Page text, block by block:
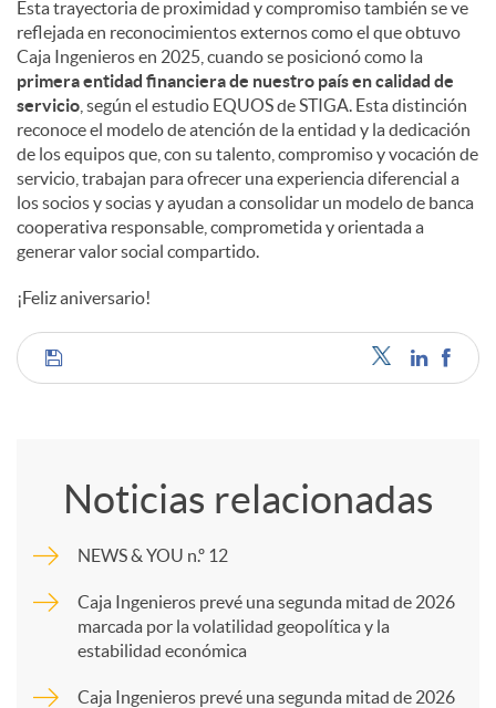
Esta trayectoria de proximidad y compromiso también se ve
reflejada en reconocimientos externos como el que obtuvo
Caja Ingenieros en 2025, cuando se posicionó como la
primera entidad financiera de nuestro país en calidad de
servicio , según el estudio EQUOS de STIGA. Esta distinción
reconoce el modelo de atención de la entidad y la dedicación
de los equipos que, con su talento, compromiso y vocación de
servicio, trabajan para ofrecer una experiencia diferencial a
los socios y socias y ayudan a consolidar un modelo de banca
cooperativa responsable, comprometida y orientada a
generar valor social compartido.
¡Feliz aniversario!
C
p
Noticias relacionadas
NEWS & YOU n.º 12
Caja Ingenieros prevé una segunda mitad de 2026
marcada por la volatilidad geopolítica y la
estabilidad económica
Caja Ingenieros prevé una segunda mitad de 2026